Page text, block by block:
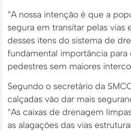
“A nossa intenção é que a
segura em transitar pelas vias
desses itens do sistema de
fundamental importância para
pedestres sem maiores
Segundo o secretário da
calçadas vão dar mais
“As caixas de drenagem
as alagações das vias